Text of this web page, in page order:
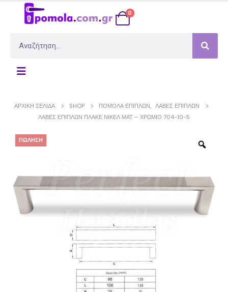
0
ΑΡΧΙΚΉ ΣΕΛΊΔΑ SHOP ΠΌΜΟΛΑ ΕΠΊΠΛΩΝ, ΛΑΒΈΣ ΕΠΊΠΛΩΝ
ΛΑΒΈΣ ΕΠΊΠΛΩΝ ΠΛΑΚΈ ΝΊΚΕΛ ΜΑΤ – ΧΡΏΜΙΟ 704-10-5
ΠΏΛΗΣΗ